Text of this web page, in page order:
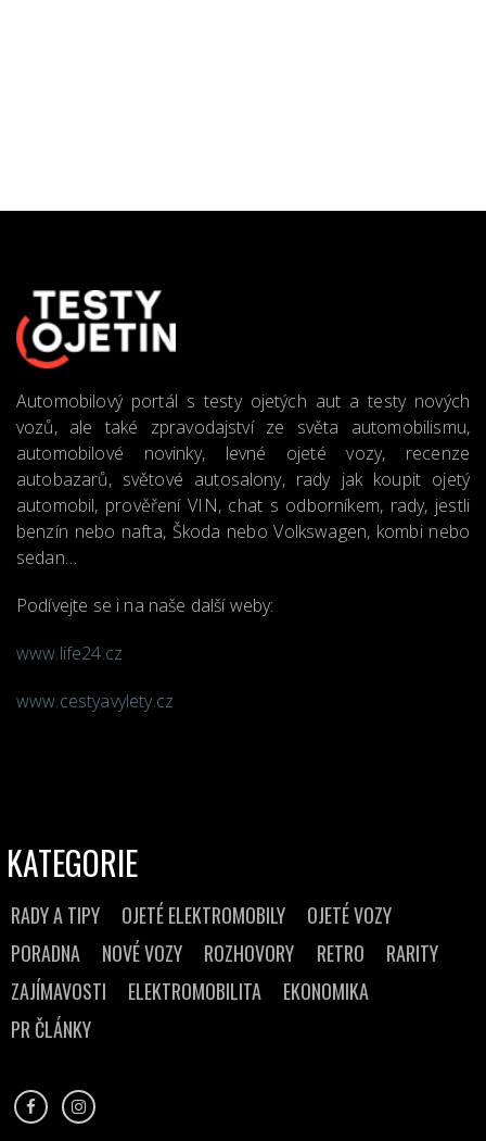
Automobilový portál s testy ojetých aut a testy nových
vozů, ale také zpravodajství ze světa automobilismu,
automobilové novinky, levné ojeté vozy, recenze
autobazarů, světové autosalony, rady jak koupit ojetý
automobil, prověření VIN, chat s odborníkem, rady, jestli
benzín nebo nafta, Škoda nebo Volkswagen, kombi nebo
sedan…
Podívejte se i na naše další weby:
www.life24.cz
www.cestyavylety.cz
KATEGORIE
RADY A TIPY OJETÉ ELEKTROMOBILY
OJETÉ VOZY
PORADNA
NOVÉ VOZY ROZHOVORY RETRO
RARITY
ZAJÍMAVOSTI
ELEKTROMOBILITA
EKONOMIKA
PR ČLÁNKY